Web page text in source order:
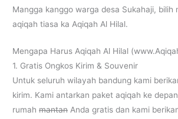
Mangga kanggo warga desa Sukahaji, bilih
aqiqah tiasa ka Aqiqah Al Hilal.
Mengapa Harus Aqiqah Al Hilal
1. Gratis Ongkos Kirim & Souvenir
Untuk seluruh wilayah bandung kami
kirim. Kami antarkan paket aqiqah ke
rumahmantan Anda gratis dan kami